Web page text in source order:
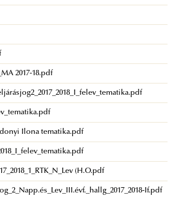
2017-18.pdf
Ilona tematika.pdf
(H.O.pdf
If.pdf